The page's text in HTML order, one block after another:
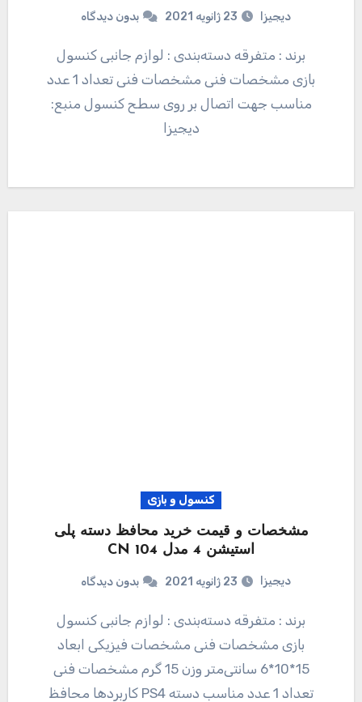
دیجیزا 23 ژانویه 2021 بدون دیدگاه
برند : متفرقه دسته‌بندی : لوازم جانبی کنسول
بازی مشخصات فنی مشخصات فنی تعداد 1 عدد
مناسب جهت اتصال بر روی سطح کنسول منبع:
دیجیزا
کنسول و بازی
مشخصات و قیمت خرید محافظ دسته پلی
استیشن 4 مدل CN 104
دیجیزا 23 ژانویه 2021 بدون دیدگاه
برند : متفرقه دسته‌بندی : لوازم جانبی کنسول
بازی مشخصات فنی مشخصات فیزیکی ابعاد
15*10*6 سانتی‌متر وزن 15 گرم مشخصات فنی
تعداد 1 عدد مناسب دسته PS4 کاربردها محافظ